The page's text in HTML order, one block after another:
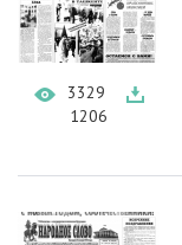
3329
1206